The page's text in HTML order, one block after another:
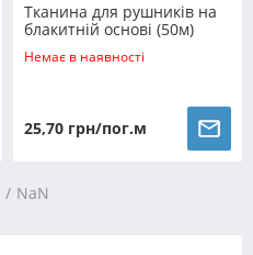
Тканина для рушників на
блакитній основі (50м)
Немає в наявності
25,70 грн/пог.м
NaN